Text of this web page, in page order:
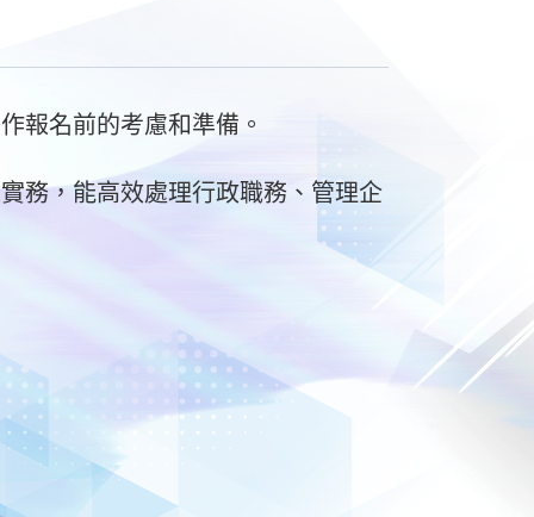
報名前的考慮和準備。
務，能高效處理行政職務、管理企